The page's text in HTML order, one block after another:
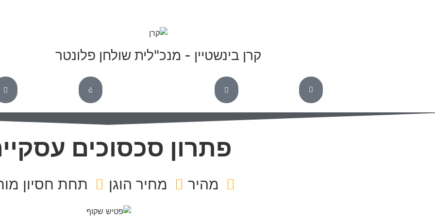
קרן בינשטיין - מנכ"לית שולחן פלונטר
פתרון סכסוכים
מהיר מחיר הוגן תחת חסיון